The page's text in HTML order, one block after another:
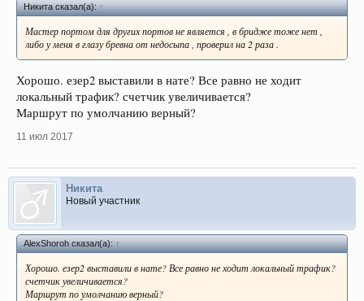
Никита сказал(а):↑
Мастер портом для других портов не является , в бридже тоже нет ,
либо у меня в глазу бревна от недосыпа , проверил на 2 раза .
Хорошо. езер2 выставили в нате? Все равно не ходит
локальный трафик? счетчик увеличивается?
Маршрут по умолчанию верный?
11 июл 2017
Никита
Новый участник
AlexShoroh сказал(а):↑
Хорошо. езер2 выставили в нате? Все равно не ходит локальный трафик?
счетчик увеличивается?
Маршрут по умолчанию верный?